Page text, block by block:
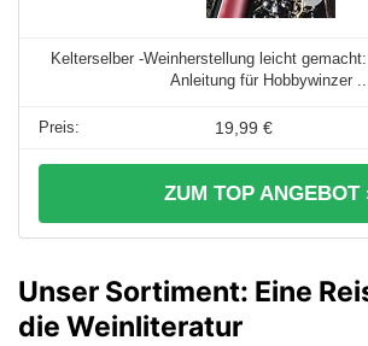
Kelterselber -Weinherstellung leicht
Anleitung für Hobbywinzer
19,99 €
ZUM TOP ANGEBOT
Unser Sortiment: Eine
die Weinliteratur